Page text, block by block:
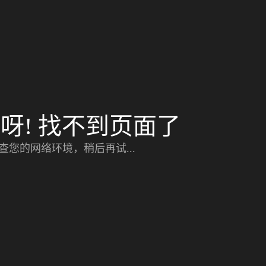
! 找不到页面了
您的网络环境，稍后再试...